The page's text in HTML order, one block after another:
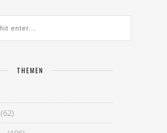
THEMEN
(62)